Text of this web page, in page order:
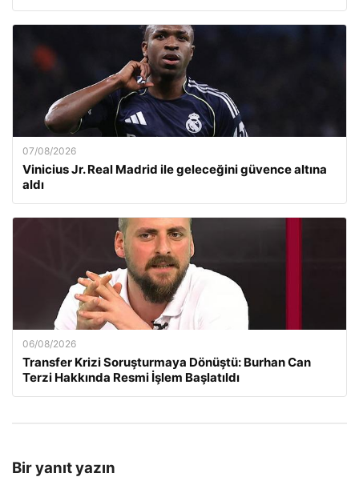
07/08/2026
Vinicius Jr. Real Madrid ile geleceğini güvence altına
aldı
06/08/2026
Transfer Krizi Soruşturmaya Dönüştü: Burhan Can
Terzi Hakkında Resmi İşlem Başlatıldı
Bir yanıt yazın